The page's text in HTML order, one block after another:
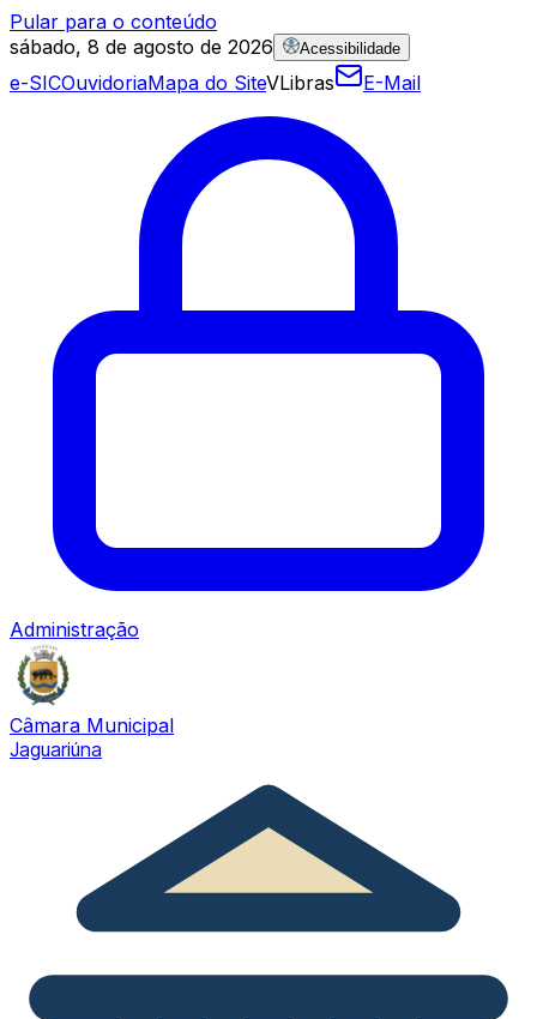
Pular para o conteúdo
sábado, 8 de agosto de 2026
Acessibilidade
e-SICOuvidoriaMapa do SiteVLibras E-Mail
Administração
Câmara Municipal
Jaguariúna